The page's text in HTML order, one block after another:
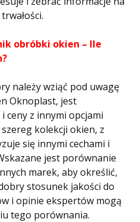
obróbki okien – Ile
należy wziąć pod uwagę
Oknoplast, jest
ceny z innymi opcjami
kolekcji okien, z
się innymi cechami i
jest porównanie
marek, aby określić,
stosunek jakości do
i opinie ekspertów mogą
tego porównania.